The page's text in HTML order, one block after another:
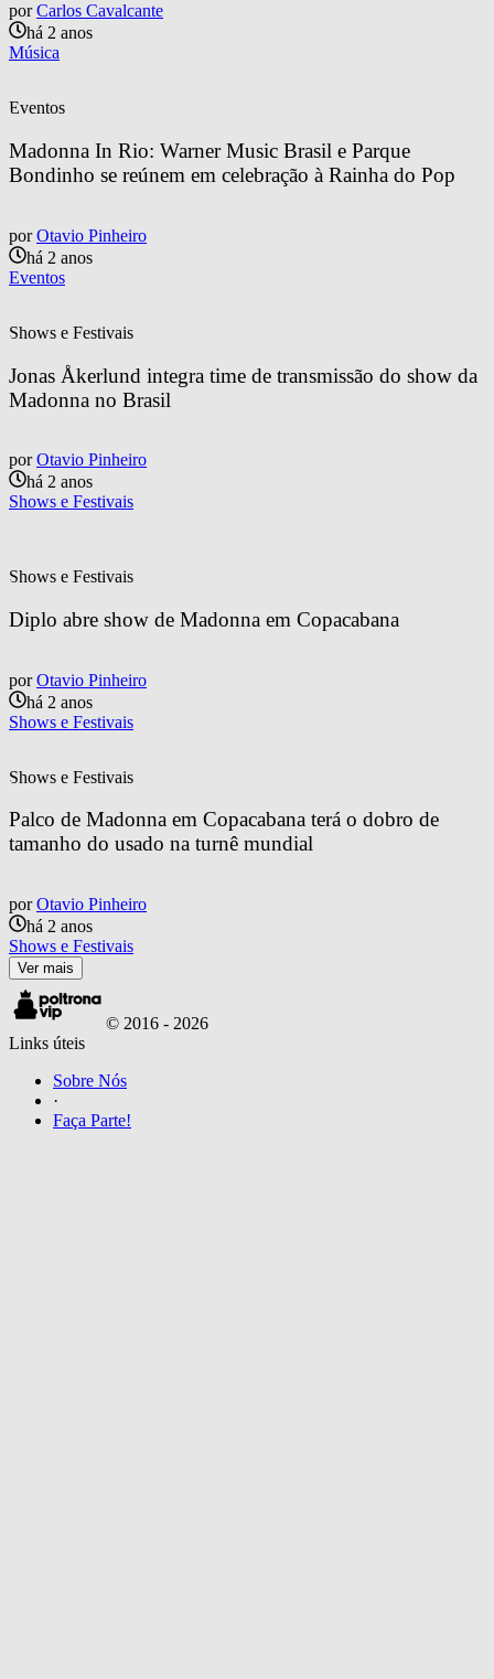
por Carlos Cavalcante
há 2 anos
Música
Eventos
Madonna In Rio: Warner Music Brasil e Parque
Bondinho se reúnem em celebração à Rainha do Pop
por Otavio Pinheiro
há 2 anos
Eventos
Shows e Festivais
Jonas Åkerlund integra time de transmissão do show da
Madonna no Brasil
por Otavio Pinheiro
há 2 anos
Shows e Festivais
Shows e Festivais
Diplo abre show de Madonna em Copacabana
por Otavio Pinheiro
há 2 anos
Shows e Festivais
Shows e Festivais
Palco de Madonna em Copacabana terá o dobro de
tamanho do usado na turnê mundial
por Otavio Pinheiro
há 2 anos
Shows e Festivais
Ver mais
© 2016 - 2026
Links úteis
Sobre Nós
·
Faça Parte!